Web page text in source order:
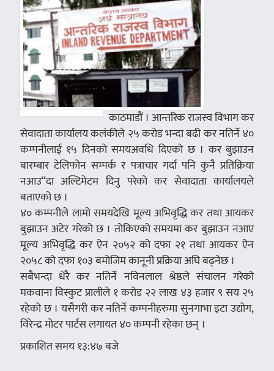
काठमाडौं । आन्तरिक राजस्व विभाग कर
सेवादाता कार्यालय कलंकीले २५ करोड भन्दा बढी कर नतिर्ने ४०
कम्पनीलाई १५ दिनको समयअवधि दिएको छ । कर बुझाउन
बारम्बार टेलिफोन सम्पर्क र पत्राचार गर्दा पनि कुनै प्रतिक्रिया
नआउ“दा अल्टिमेटम दिनु परेको कर सेवादाता कार्यालयले
बताएको छ ।
४० कम्पनीले लामो समयदेखि मूल्य अभिवृद्धि कर तथा आयकर
बुझाउन अटेर गरेको छ । तोकिएको समयमा कर बुझाउन नआए
मूल्य अभिवृद्धि कर ऐन २०५२ को दफा २१ तथा आयकर ऐन
२०५८ को दफा १०३ बमोजिम कानूनी प्रक्रिया अघि बढ्नेछ ।
सबैभन्दा धेरै कर नतिर्ने नविनलाल श्रेष्ठले संचालन गरेको
मकवाना विस्कुट प्रालीले १ करोड २२ लाख ४३ हजार ९ सय २५
रहेको छ । यसैगरी कर नतिर्ने कम्पनीहरुमा सुनगाभा इटा उद्योग,
विरेन्द्र मोटर पार्टस लगायत ४० कम्पनी रहेका छन् ।
प्रकाशित समय १३:४७ बजे